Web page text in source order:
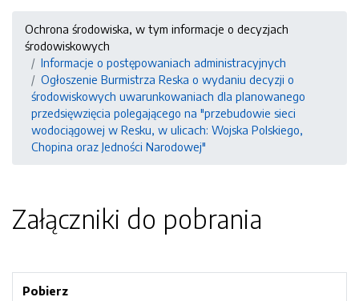
Ochrona środowiska, w tym informacje o decyzjach
środowiskowych
Informacje o postępowaniach administracyjnych
Ogłoszenie Burmistrza Reska o wydaniu decyzji o
środowiskowych uwarunkowaniach dla planowanego
przedsięwzięcia polegającego na "przebudowie sieci
wodociągowej w Resku, w ulicach: Wojska Polskiego,
Chopina oraz Jedności Narodowej"
Załączniki do pobrania
Pobierz